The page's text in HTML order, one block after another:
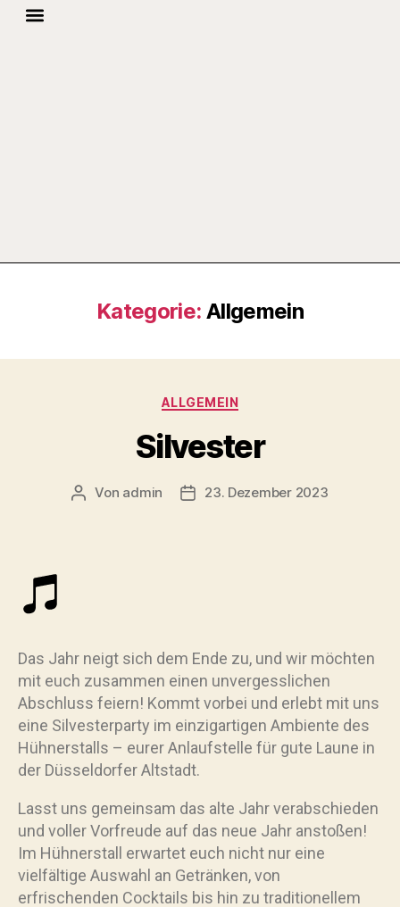
Kategorie: Allgemein
ALLGEMEIN
Silvester
Von admin 23. Dezember 2023
Das Jahr neigt sich dem Ende zu, und wir möchten
mit euch zusammen einen unvergesslichen
Abschluss feiern! Kommt vorbei und erlebt mit uns
eine Silvesterparty im einzigartigen Ambiente des
Hühnerstalls – eurer Anlaufstelle für gute Laune in
der Düsseldorfer Altstadt.
Lasst uns gemeinsam das alte Jahr verabschieden
und voller Vorfreude auf das neue Jahr anstoßen!
Im Hühnerstall erwartet euch nicht nur eine
vielfältige Auswahl an Getränken, von
erfrischenden Cocktails bis hin zu traditionellem